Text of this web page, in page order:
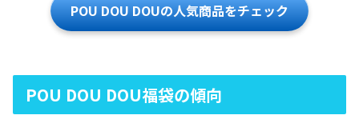
POU DOU DOUの人気商品をチェック
POU DOU DOU福袋の傾向